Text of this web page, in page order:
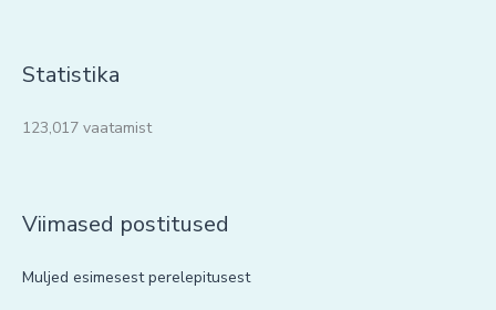
Statistika
123,017 vaatamist
Viimased postitused
Muljed esimesest perelepitusest